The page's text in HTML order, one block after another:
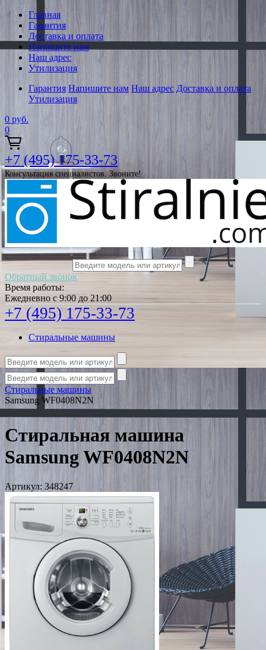
Главная
Гарантия
Доставка и оплата
Напишите нам
Наш адрес
Утилизация
Гарантия Напишите нам Наш адрес Доставка и оплата
Утилизация
0 руб.
0
+7 (495) 175-33-73
Консультация специалистов. Звоните!
Обратный звонок
Время работы:
Ежедневно с 9:00 до 21:00
+7 (495) 175-33-73
Стиральные машины
Стиральные машины
Samsung WF0408N2N
Стиральная машина
Samsung WF0408N2N
Артикул: 348247